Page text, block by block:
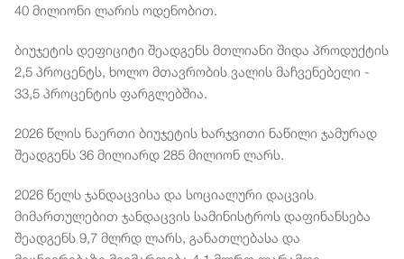
40 მილიონი ლარის ოდენობით.
ბიუჯეტის დეფიციტი შეადგენს მთლიანი შიდა პროდუქტის
2,5 პროცენტს, ხოლო მთავრობის ვალის მაჩვენებელი -
33,5 პროცენტის ფარგლებშია.
2026 წლის ნაერთი ბიუჯეტის ხარჯვითი ნაწილი ჯამურად
შეადგენს 36 მილიარდ 285 მილიონ ლარს.
2026 წელს ჯანდაცვისა და სოციალური დაცვის
მიმართულებით ჯანდაცვის სამინისტროს დაფინანსება
შეადგენს 9,7 მლრდ ლარს, განათლებასა და